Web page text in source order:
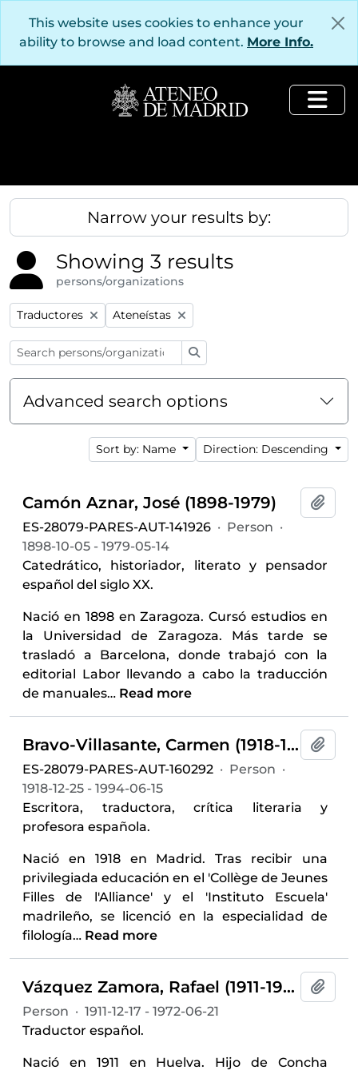
This website uses cookies to enhance your
ability to browse and load content. More Info.
Narrow your results by:
Showing 3 results
persons/organizations
Remove filter:
Traductores Remove filter:
Ateneístas
Advanced search options
Sort by: Name Direction: Descending
Camón Aznar, José (1898-1979)
ES-28079-PARES-AUT-141926 · Person ·
1898-10-05 - 1979-05-14
Catedrático, historiador, literato y pensador
español del siglo XX.
Nació en 1898 en Zaragoza. Cursó estudios en
la Universidad de Zaragoza. Más tarde se
trasladó a Barcelona, donde trabajó con la
editorial Labor llevando a cabo la traducción
de manuales… Read more
Bravo-Villasante, Carmen (1918-1994)
ES-28079-PARES-AUT-160292 · Person ·
1918-12-25 - 1994-06-15
Escritora, traductora, crítica literaria y
profesora española.
Nació en 1918 en Madrid. Tras recibir una
privilegiada educación en el 'Collège de Jeunes
Filles de l'Alliance' y el 'Instituto Escuela'
madrileño, se licenció en la especialidad de
filología… Read more
Vázquez Zamora, Rafael (1911-1972)
Person · 1911-12-17 - 1972-06-21
Traductor español.
Nació en 1911 en Huelva. Hijo de Concha